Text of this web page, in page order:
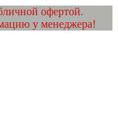
офертой.
у менеджера!